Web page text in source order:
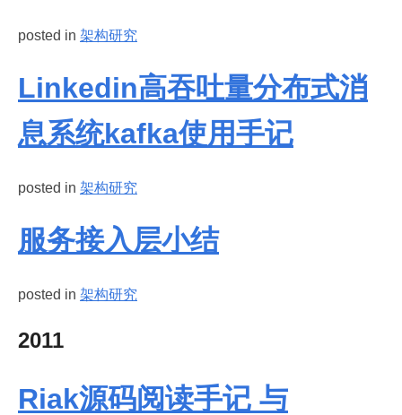
posted in 架构研究
Linkedin高吞吐量分布式消
息系统kafka使用手记
posted in 架构研究
服务接入层小结
posted in 架构研究
2011
Riak源码阅读手记 与